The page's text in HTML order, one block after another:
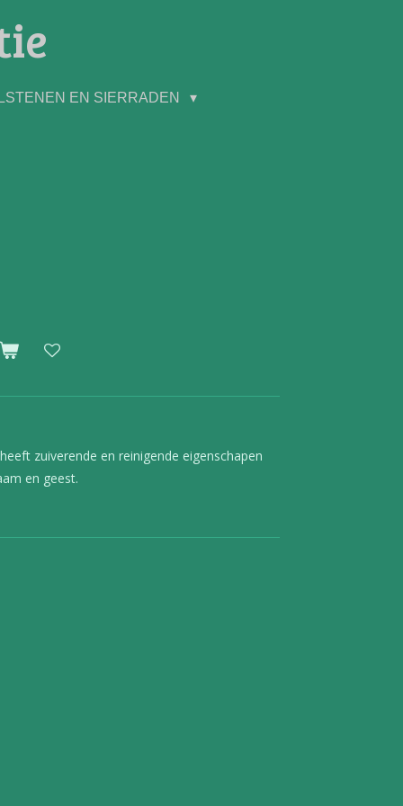
EN SIERRADEN
zuiverende en reinigende eigenschapen
en geest.